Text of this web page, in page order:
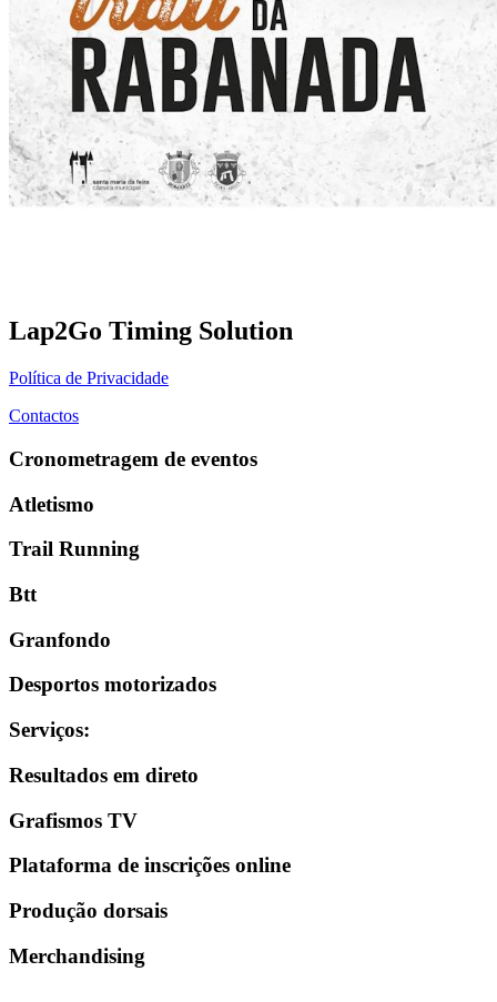
Lap2Go Timing Solution
Política de Privacidade
Contactos
Cronometragem de eventos
Atletismo
Trail Running
Btt
Granfondo
Desportos motorizados
Serviços:
Resultados em direto
Grafismos TV
Plataforma de inscrições online
Produção dorsais
Merchandising